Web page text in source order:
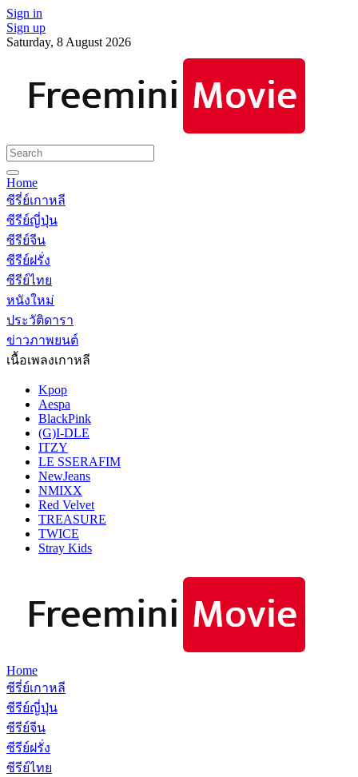
Sign in
Sign up
Saturday, 8 August 2026
Home
ซีรี่ย์เกาหลี
ซีรีย์ญี่ปุ่น
ซีรีย์จีน
ซีรีย์ฝรั่ง
ซีรีย์ไทย
หนังใหม่
ประวัติดารา
ข่าวภาพยนต์
เนื้อเพลงเกาหลี
Kpop
Aespa
BlackPink
(G)I-DLE
ITZY
LE SSERAFIM
NewJeans
NMIXX
Red Velvet
TREASURE
TWICE
Stray Kids
Home
ซีรี่ย์เกาหลี
ซีรีย์ญี่ปุ่น
ซีรีย์จีน
ซีรีย์ฝรั่ง
ซีรีย์ไทย